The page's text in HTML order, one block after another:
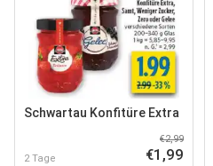
Schwartau Konfitüre Extra
2 Tage
€2,99
€1,99